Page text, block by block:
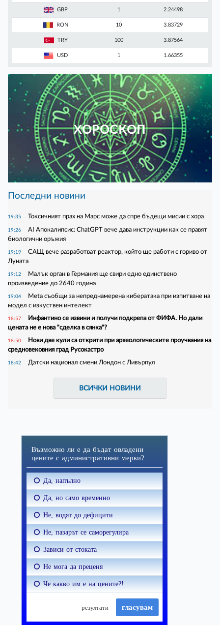
GBP 1 2.24498
RON 10 3.83729
TRY 100 3.87564
USD 1 1.66355
ХОРОСКОП
Последни новини
19:35 Токсичният прах на Марс може да спре бъдещи мисии с хора
19:26
AI Апокалипсис: ChatGPT вече дава инструкции как се правят
биологични оръжия
19:19
САЩ вече разработват реактор, който ще работи с гориво от
Луната
19:12
Малък орган в Германия ще свири едно единствено
произведение до 2640 година
19:04
Meta съобщи за непреднамерена кибератака при изпитване на
модел с изкуствен интелект
18:57
Инфантино се извини и получи подкрепа от ФИФА. Но дали
цената не е нова "сделка в сянка"?
18:50
Нови две кули са открити при археологическите проучвания на
средновековния град Русокастро
18:42 Датски национал смени Лондон с Ливърпул
ВСИЧКИ НОВИНИ